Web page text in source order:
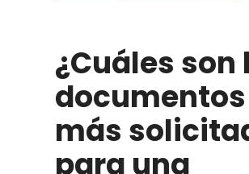
¿Cuáles son
documentos
más
para una